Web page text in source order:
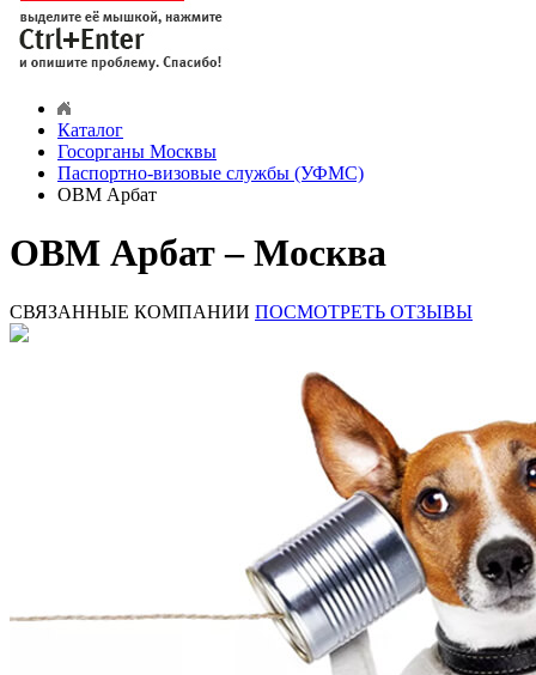
Каталог
Госорганы Москвы
Паспортно-визовые службы (УФМС)
ОВМ Арбат
ОВМ Арбат – Москва
СВЯЗАННЫЕ КОМПАНИИ ПОСМОТРЕТЬ ОТЗЫВЫ